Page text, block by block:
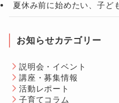
夏休み前に始めたい、子ど
お知らせカテゴリー
説明会・イベント
講座・募集情報
活動レポート
子育てコラム